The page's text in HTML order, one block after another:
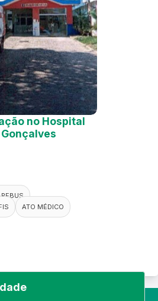
no Hospital
ATO MÉDICO